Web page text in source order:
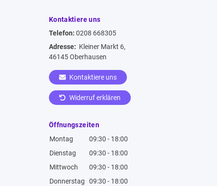
Kontaktiere uns
Telefon: 0208 668305
Adresse: Kleiner Markt 6,
46145 Oberhausen
Kontaktiere uns
Widerruf erklären
Öffnungszeiten
Montag
09:30 - 18:00
Dienstag
09:30 - 18:00
Mittwoch
09:30 - 18:00
Donnerstag
09:30 - 18:00